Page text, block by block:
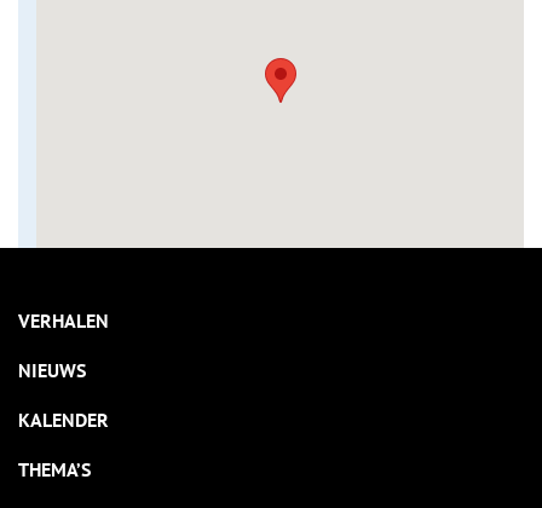
VERHALEN
NIEUWS
KALENDER
THEMA’S